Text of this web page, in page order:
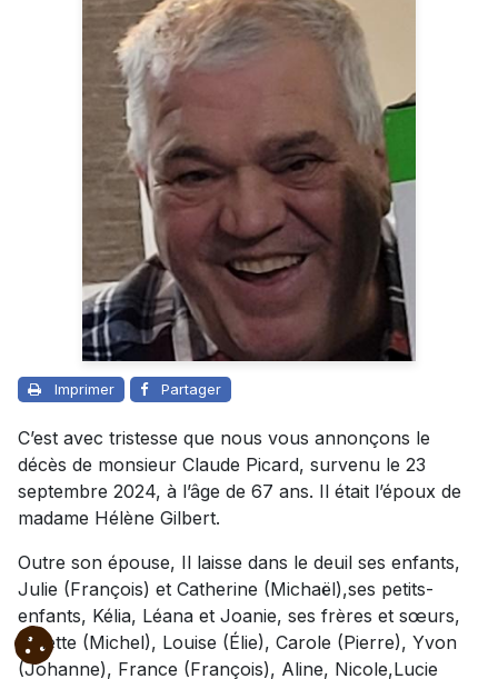
Imprimer Partager
C’est avec tristesse que nous vous annonçons le
décès de monsieur Claude Picard, survenu le 23
septembre 2024, à l’âge de 67 ans. Il était l’époux de
madame Hélène Gilbert.
Outre son épouse, Il laisse dans le deuil ses enfants,
Julie (François) et Catherine (Michaël),ses petits-
enfants, Kélia, Léana et Joanie, ses frères et sœurs,
Ginette (Michel), Louise (Élie), Carole (Pierre), Yvon
(Johanne), France (François), Aline, Nicole,Lucie